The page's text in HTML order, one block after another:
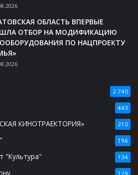
ОБЛАСТЬ ВПЕРВЫЕ
ОТБОР НА МОДИФИКАЦИЮ
ПО НАЦПРОЕКТУ
2 740
443
КИНОТРАЕКТОРИЯ» 210
196
"Культура" 134
129